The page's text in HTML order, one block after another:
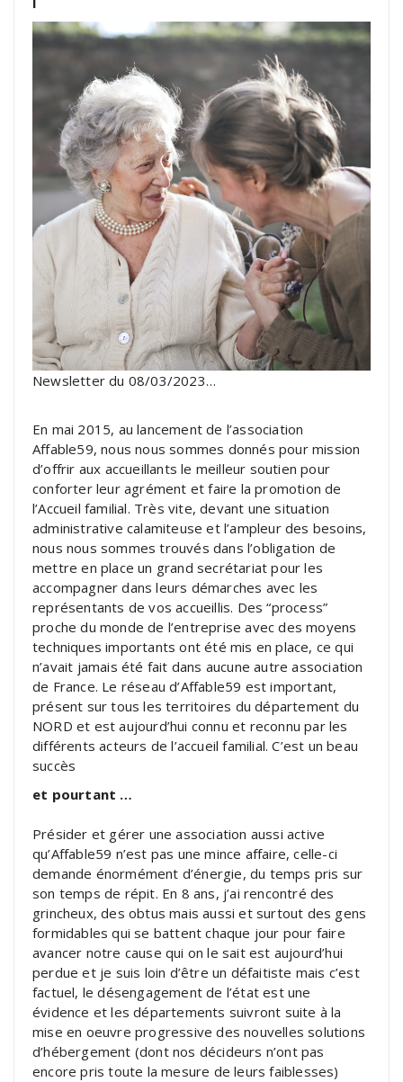
Newsletter du 08/03/2023…
En mai 2015, au lancement de l’association
Affable59, nous nous sommes donnés pour mission
d’offrir aux accueillants le meilleur soutien pour
conforter leur agrément et faire la promotion de
l’Accueil familial. Très vite, devant une situation
administrative calamiteuse et l’ampleur des besoins,
nous nous sommes trouvés dans l’obligation de
mettre en place un grand secrétariat pour les
accompagner dans leurs démarches avec les
représentants de vos accueillis. Des “process”
proche du monde de l’entreprise avec des moyens
techniques importants ont été mis en place, ce qui
n’avait jamais été fait dans aucune autre association
de France. Le réseau d’Affable59 est important,
présent sur tous les territoires du département du
NORD et est aujourd’hui connu et reconnu par les
différents acteurs de l’accueil familial. C’est un beau
succès
et pourtant …
Présider et gérer une association aussi active
qu’Affable59 n’est pas une mince affaire, celle-ci
demande énormément d’énergie, du temps pris sur
son temps de répit. En 8 ans, j’ai rencontré des
grincheux, des obtus mais aussi et surtout des gens
formidables qui se battent chaque jour pour faire
avancer notre cause qui on le sait est aujourd’hui
perdue et je suis loin d’être un défaitiste mais c’est
factuel, le désengagement de l’état est une
évidence et les départements suivront suite à la
mise en oeuvre progressive des nouvelles solutions
d’hébergement (dont nos décideurs n’ont pas
encore pris toute la mesure de leurs faiblesses)